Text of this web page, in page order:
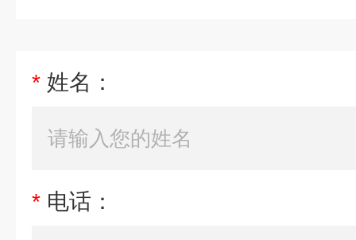
* 姓名：
* 电话：